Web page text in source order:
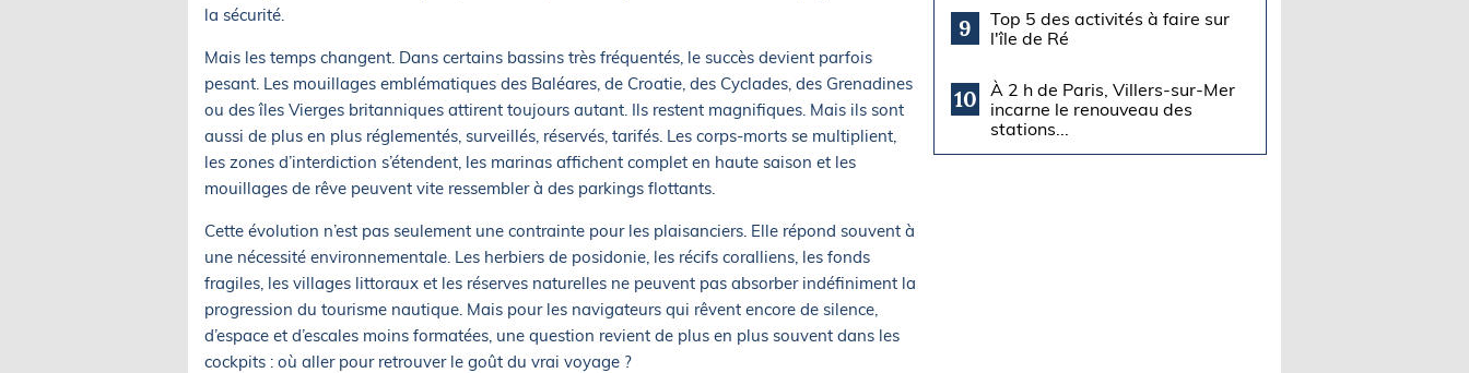
la sécurité.
Mais les temps changent. Dans certains bassins très fréquentés, le succès devient parfois
pesant. Les mouillages emblématiques des Baléares, de Croatie, des Cyclades, des Grenadines
ou des îles Vierges britanniques attirent toujours autant. Ils restent magnifiques. Mais ils sont
aussi de plus en plus réglementés, surveillés, réservés, tarifés. Les corps-morts se multiplient,
les zones d’interdiction s’étendent, les marinas affichent complet en haute saison et les
mouillages de rêve peuvent vite ressembler à des parkings flottants.
Cette évolution n’est pas seulement une contrainte pour les plaisanciers. Elle répond souvent à
une nécessité environnementale. Les herbiers de posidonie, les récifs coralliens, les fonds
fragiles, les villages littoraux et les réserves naturelles ne peuvent pas absorber indéfiniment la
progression du tourisme nautique. Mais pour les navigateurs qui rêvent encore de silence,
d’espace et d’escales moins formatées, une question revient de plus en plus souvent dans les
cockpits : où aller pour retrouver le goût du vrai voyage ?
9
Top 5 des activités à faire sur
l'île de Ré
10
À 2 h de Paris, Villers-sur-Mer
incarne le renouveau des
stations...